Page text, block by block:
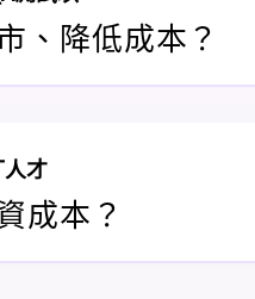
、降低成本？
才
成本？